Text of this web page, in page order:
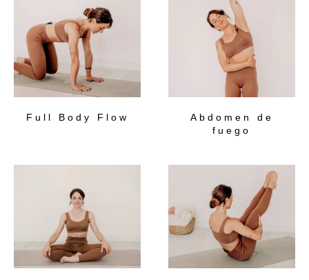
Full Body Flow
Abdomen de
fuego